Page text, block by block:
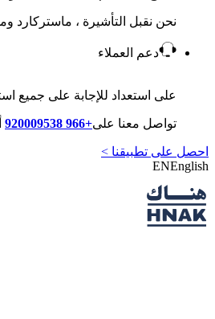
نحن نقبل التأشيرة ، ماستركارد
دعم العملاء
على استعداد للإجابة على جميع
تواصل معنا على+966 920009538
احصل على تطبيقنا >
ENEnglish